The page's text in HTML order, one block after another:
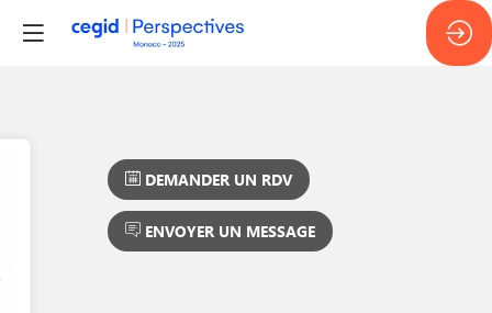
DEMANDER UN RDV
ENVOYER UN MESSAGE